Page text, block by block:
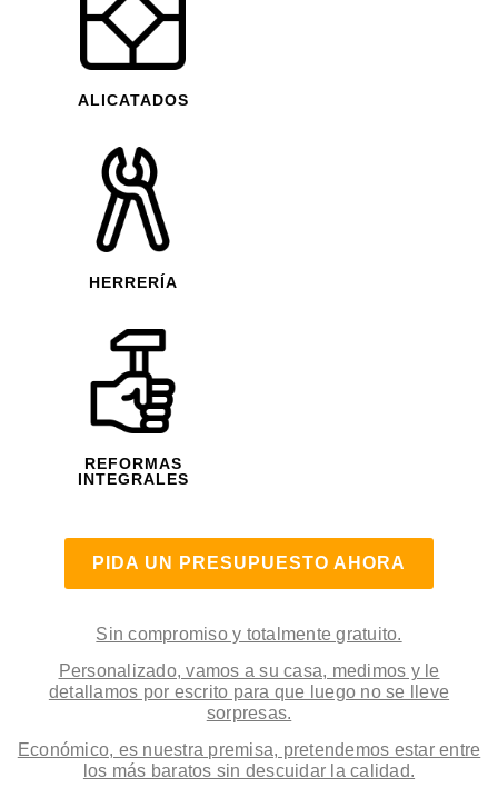
ALICATADOS
HERRERÍA
REFORMAS
INTEGRALES
PIDA UN PRESUPUESTO AHORA
Sin compromiso y totalmente gratuito.
Personalizado, vamos a su casa, medimos y le
detallamos por escrito para que luego no se lleve
sorpresas.
Económico, es nuestra premisa, pretendemos estar entre
los más baratos sin descuidar la calidad.